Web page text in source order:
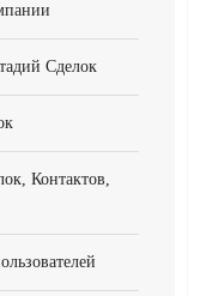
Сделок
Контактов,